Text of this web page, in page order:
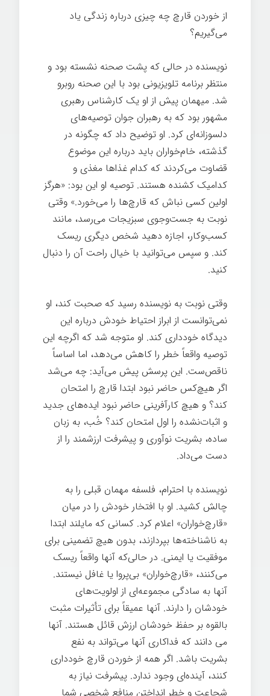
از خوردن قارچ چه چیزی درباره زندگی یاد
می‌گیریم؟
نویسنده در حالی که پشت صحنه نشسته بود و
منتظر برنامه تلویزیونی بود با این صحنه روبرو
شد. میهمان پیش از او یک کارشناس رهبری
مشهور بود که به رهبران جوان توصیه‌های
دلسوزانه‌ای کرد. او توضیح داد که چگونه در
گذشته، خام‌خواران باید درباره این موضوع
قضاوت می‌کردند که کدام غذاها مغذی و
کدامیک کشنده هستند. توصیه او این بود: «هرگز
اولین کسی نباش که قارچ‌ها را می‌خورد.» وقتی
نوبت به جست‌وجوی سبزیجات می‌رسد، مانند
کسب‌وکار، اجازه دهید شخص دیگری ریسک
کند. و سپس می‌توانید با خیال راحت آن را دنبال
کنید.
وقتی نوبت به نویسنده رسید که صحبت کند، او
نمی‌توانست از ابراز احتیاط خودش درباره این
دیدگاه خودداری کند. او متوجه شد که اگرچه این
توصیه واقعاً خطر را کاهش می‌دهد، اما اساساً
ناقص‌ست. این پرسش پیش می‌آید: چه می‌شد
اگر هیچ‌کس حاضر نبود ابتدا قارچ را امتحان
کند؟ و هیچ کارآفرینی حاضر نبود ایده‌های جدید
و اثبات‌نشده را اول امتحان کند؟ خُب، به زبان
ساده، بشریت نوآوری و پیشرفت ارزشمند را از
دست می‌داد.
نویسنده با احترام، فلسفه مهمان قبلی را به
چالش کشید. او با افتخار خودش را در میان
«قارچ‌خواران» اعلام کرد. کسانی که مایلند ابتدا
به ناشناخته‌ها بپردازند، بدون هیچ تضمینی برای
موفقیت یا ایمنی. در حالی‌که آنها واقعاً ریسک
می‌کنند، «قارچ‌خواران» بی‌پروا یا غافل نیستند.
آنها به سادگی مجموعه‌ای از اولویت‌های
خودشان را دارند. آنها عمیقاً برای تأثیرات مثبت
بالقوه بر حفظ خودشان ارزش قائل هستند. آنها
می دانند که فداکاری آنها می‌تواند به نفع
بشریت باشد. اگر همه از خوردن قارچ خودداری
کنند، آینده‌ای وجود ندارد. پیشرفت نیاز به
شجاعت و خطر انداختن منافع شخصی شما